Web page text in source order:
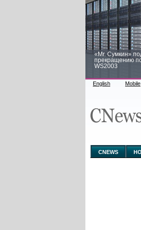
«Mr. Сумкин»
прекращению
WS2003
аналитике
English Mobile
CNEWS